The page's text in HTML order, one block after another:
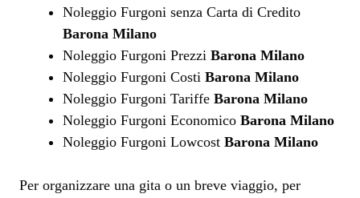
Noleggio Furgoni senza Carta di Credito
Barona Milano
Noleggio Furgoni Prezzi Barona Milano
Noleggio Furgoni Costi Barona Milano
Noleggio Furgoni Tariffe Barona Milano
Noleggio Furgoni Economico Barona Milano
Noleggio Furgoni Lowcost Barona Milano
Per organizzare una gita o un breve viaggio, per